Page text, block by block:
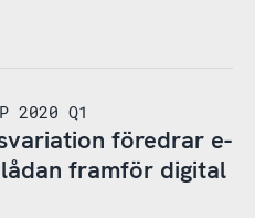
2020 Q1
föredrar e-
framför digital